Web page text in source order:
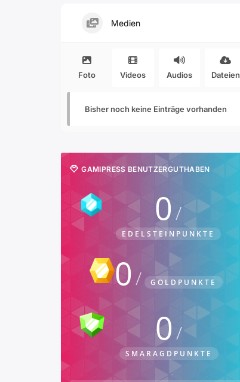
Medien
Foto Videos Audios Dateien
Bisher noch keine Einträge vorhanden
GAMIPRESS BENUTZERGUTHABEN
0
EDELSTEINPUNKTE
0 GOLDPUNKTE
0
SMARAGDPUNKTE